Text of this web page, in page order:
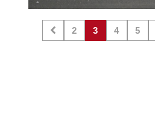
2 3 4 5